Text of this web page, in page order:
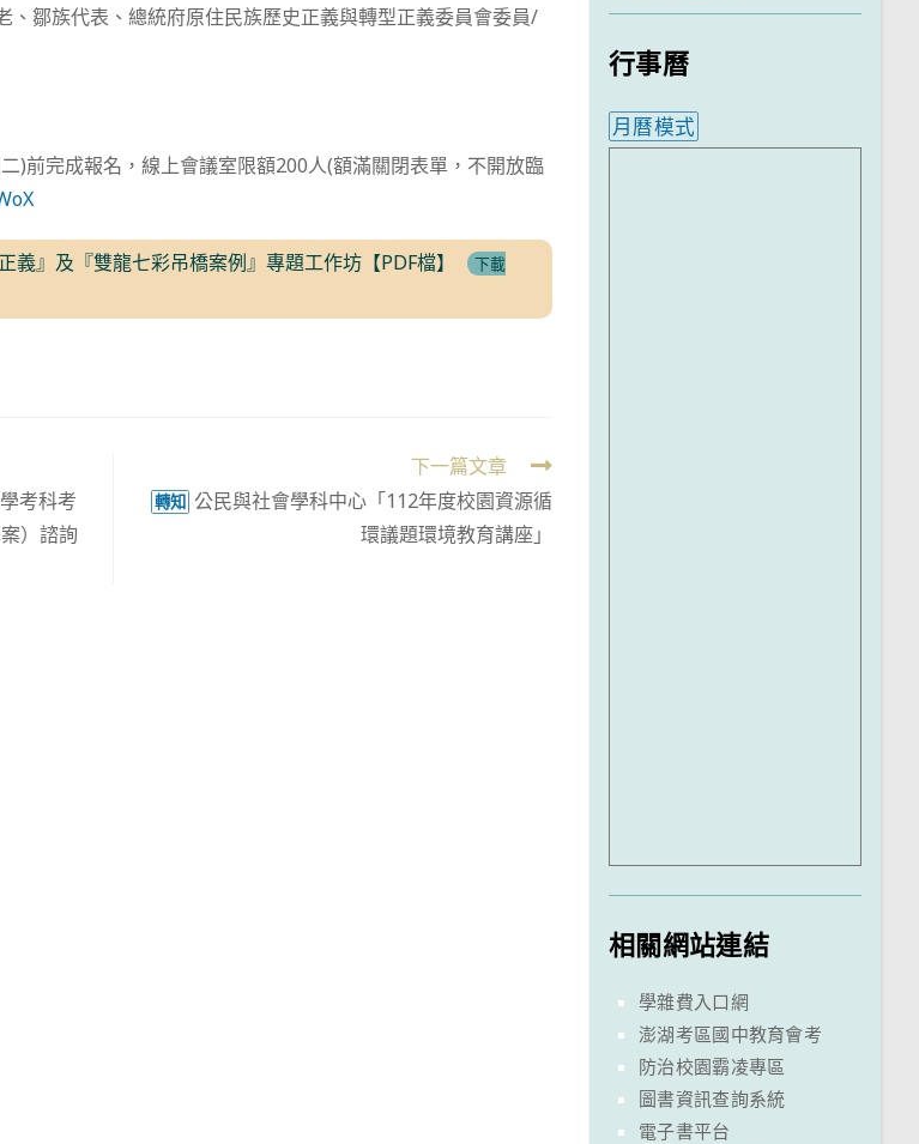
、鄒族代表、總統府原住民族歷史正義與轉型正義委員會委員/
)前完成報名，線上會議室限額200人(額滿關閉表單，不開放臨
』及『雙龍七彩吊橋案例』專題工作坊【PDF檔】
下載
考科考
）諮詢
下一篇文章
轉知 公民與社會學科中心「112年度校園資源循
環議題環境教育講座」
行事曆
月曆模式
相關網站連結
學雜費入口網
澎湖考區國中教育會考
防治校園霸凌專區
圖書資訊查詢系統
電子書平台